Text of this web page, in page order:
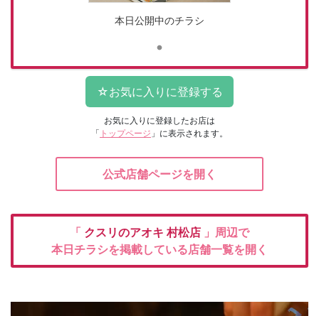
本日公開中のチラシ
お気に入りに登録したお店は
「 トップページ 」に表示されます。
公式店舗ページを開く
「 クスリのアオキ村松店 」周辺で
本日チラシを掲載している店舗一覧を開く